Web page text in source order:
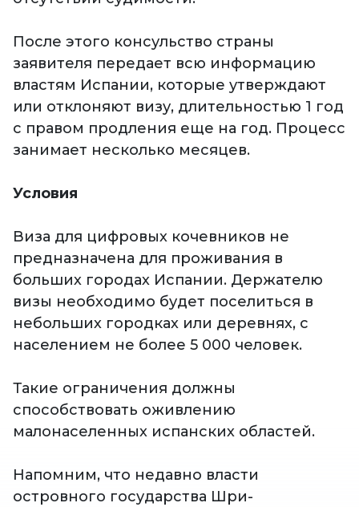
После этого консульство страны
заявителя передает всю информацию
властям Испании, которые утверждают
или отклоняют визу, длительностью 1 год
с правом продления еще на год. Процесс
занимает несколько месяцев.
Условия
Виза для цифровых кочевников не
предназначена для проживания в
больших городах Испании. Держателю
визы необходимо будет поселиться в
небольших городках или деревнях, с
населением не более 5 000 человек.
Такие ограничения должны
способствовать оживлению
малонаселенных испанских областей.
Напомним, что недавно власти
островного государства Шри-